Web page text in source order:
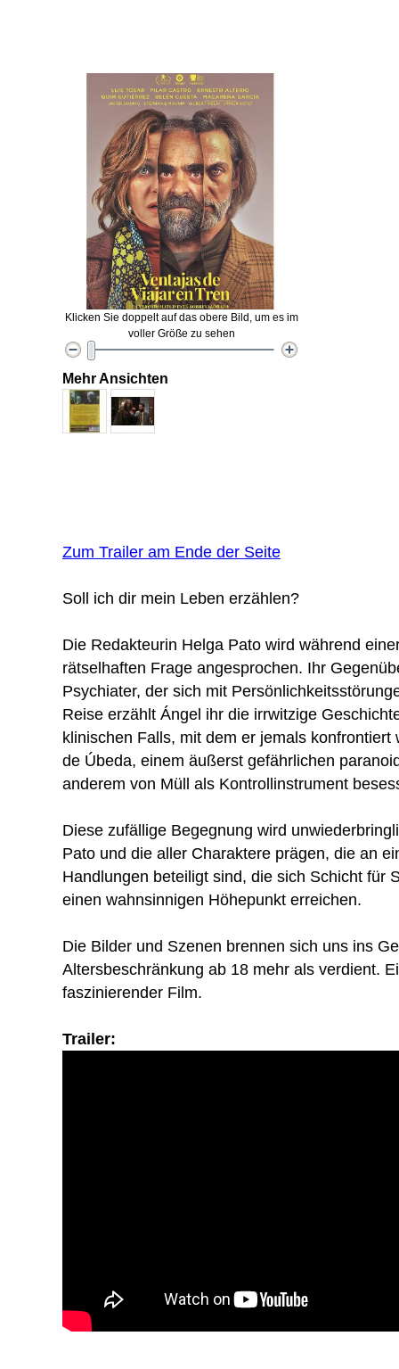
Klicken Sie doppelt auf das obere Bild, um es im
voller Größe zu sehen
Mehr Ansichten
Zum Trailer am Ende der Seite
Soll ich dir mein Leben erzählen?
Die Redakteurin Helga Pato wird während
rätselhaften Frage angesprochen. Ihr
Psychiater, der sich mit
Reise erzählt Ángel ihr die irrwitzige
klinischen Falls, mit dem er jemals
de Úbeda, einem äußerst gefährlichen
anderem von Müll als Kontrollinstrument
Diese zufällige Begegnung wird
Pato und die aller Charaktere prägen, die an
Handlungen beteiligt sind, die sich Schicht für
einen wahnsinnigen Höhepunkt erreichen.
Die Bilder und Szenen brennen sich uns ins
Altersbeschränkung ab 18 mehr als verdient.
faszinierender Film.
Trailer: